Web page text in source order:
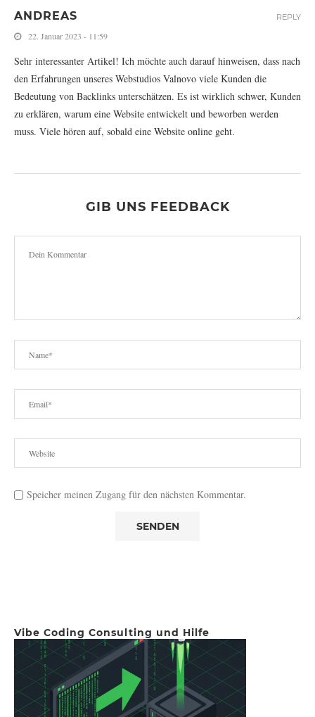
ANDREAS
22. Januar 2023 - 11:59
Sehr interessanter Artikel! Ich möchte auch darauf hinweisen, dass nach
den Erfahrungen unseres Webstudios Valnovo viele Kunden die
Bedeutung von Backlinks unterschätzen. Es ist wirklich schwer, Kunden
zu erklären, warum eine Website entwickelt und beworben werden
muss. Viele hören auf, sobald eine Website online geht.
REPLY
GIB UNS FEEDBACK
Speicher meinen Zugang für den nächsten Kommentar.
Vibe Coding Consulting und Hilfe